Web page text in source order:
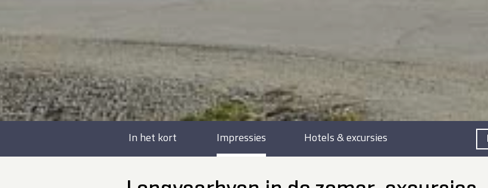
In het kort Impressies Hotels & excursies